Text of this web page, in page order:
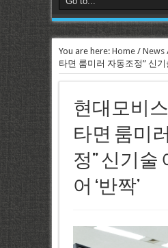
You are here: Home/ News
타면 룸미러 자동조정” 신기
현대모비
타면 룸미
정” 신기술
어 ‘반짝’